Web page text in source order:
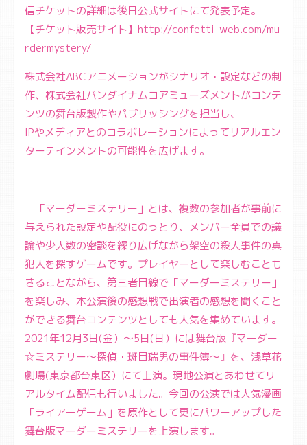
信チケットの詳細は後日公式サイトにて発表予定。
【チケット販売サイト】 http://confetti-web.com/mu
rdermystery/
株式会社ABCアニメーションがシナリオ・設定などの制
作、株式会社バンダイナムコアミューズメントがコンテ
ンツの舞台版製作やパブリッシングを担当し、
IPやメディアとのコラボレーションによってリアルエン
ターテインメントの可能性を広げます。
「マーダーミステリー」とは、複数の参加者が事前に
与えられた設定や配役にのっとり、メンバー全員での議
論や少人数の密談を繰り広げながら架空の殺人事件の真
犯人を探すゲームです。プレイヤーとして楽しむことも
さることながら、第三者目線で「マーダーミステリー」
を楽しみ、本公演後の感想戦で出演者の感想を聞くこと
ができる舞台コンテンツとしても人気を集めています。
2021年12月3日(金）～5日(日）には舞台版『マーダー
☆ミステリー〜探偵・斑目瑞男の事件簿〜』を、浅草花
劇場(東京都台東区）にて上演。現地公演とあわせてリ
アルタイム配信も行いました。今回の公演では人気漫画
「ライアーゲーム」を原作として更にパワーアップした
舞台版マーダーミステリーを上演します。